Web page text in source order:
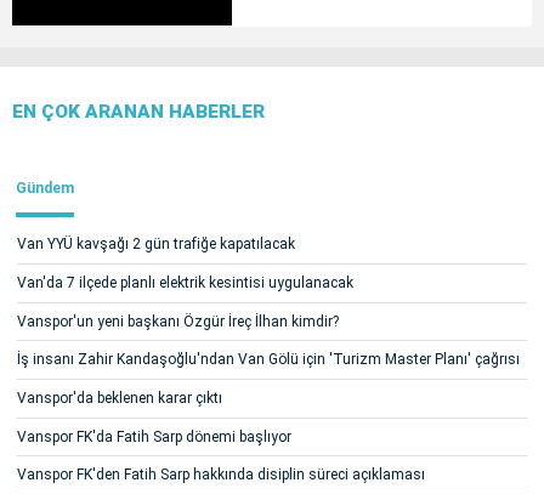
EN ÇOK ARANAN HABERLER
Gündem
Van YYÜ kavşağı 2 gün trafiğe kapatılacak
Van'da 7 ilçede planlı elektrik kesintisi uygulanacak
Vanspor'un yeni başkanı Özgür İreç İlhan kimdir?
İş insanı Zahir Kandaşoğlu'ndan Van Gölü için 'Turizm Master Planı' çağrısı
Vanspor'da beklenen karar çıktı
Vanspor FK'da Fatih Sarp dönemi başlıyor
Vanspor FK'den Fatih Sarp hakkında disiplin süreci açıklaması